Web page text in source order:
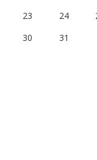
23
24
30
31